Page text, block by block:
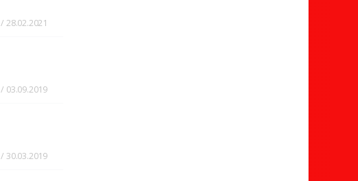
/ 28.02.2021
/ 03.09.2019
/ 30.03.2019